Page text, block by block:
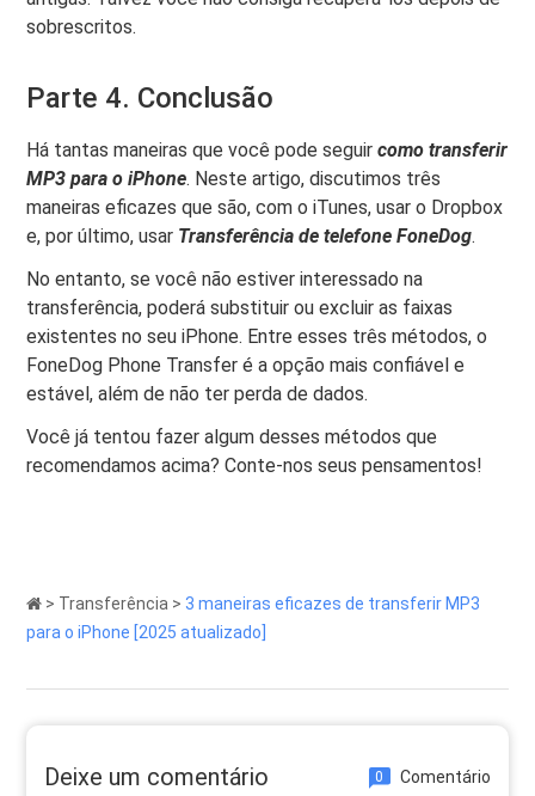
sobrescritos.
Parte 4. Conclusão
Há tantas maneiras que você pode seguircomo transferir
MP3 para o iPhone. Neste artigo, discutimos três
maneiras eficazes que são, com o iTunes, usar o Dropbox
e, por último, usar Transferência de telefone FoneDog.
No entanto, se você não estiver interessado na
transferência, poderá substituir ou excluir as faixas
existentes no seu iPhone. Entre esses três métodos, o
FoneDog Phone Transfer é a opção mais confiável e
estável, além de não ter perda de dados.
Você já tentou fazer algum desses métodos que
recomendamos acima? Conte-nos seus pensamentos!
> Transferência > 3 maneiras eficazes de transferir MP3
para o iPhone [2025 atualizado]
Deixe um comentário 0 Comentário